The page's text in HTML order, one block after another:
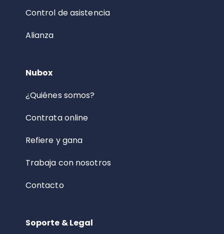
Control de asistencia
Alianza
Nubox
¿Quiénes somos?
Contrata online
Refiere y gana
Trabaja con nosotros
Contacto
Soporte & Legal